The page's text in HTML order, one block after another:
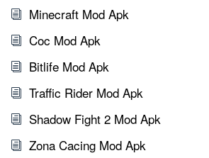
Minecraft Mod Apk
Coc Mod Apk
Bitlife Mod Apk
Traffic Rider Mod Apk
Shadow Fight 2 Mod Apk
Zona Cacing Mod Apk